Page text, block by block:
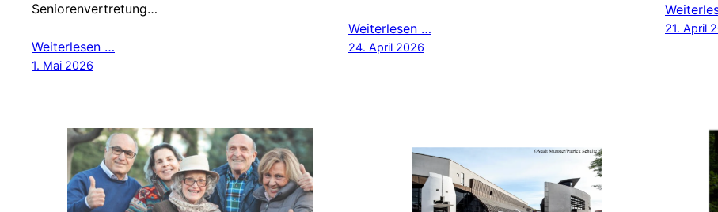
Seniorenvertretung…
Weiterlesen …
1. Mai 2026
Weiterlesen …
24. April 2026
21. April